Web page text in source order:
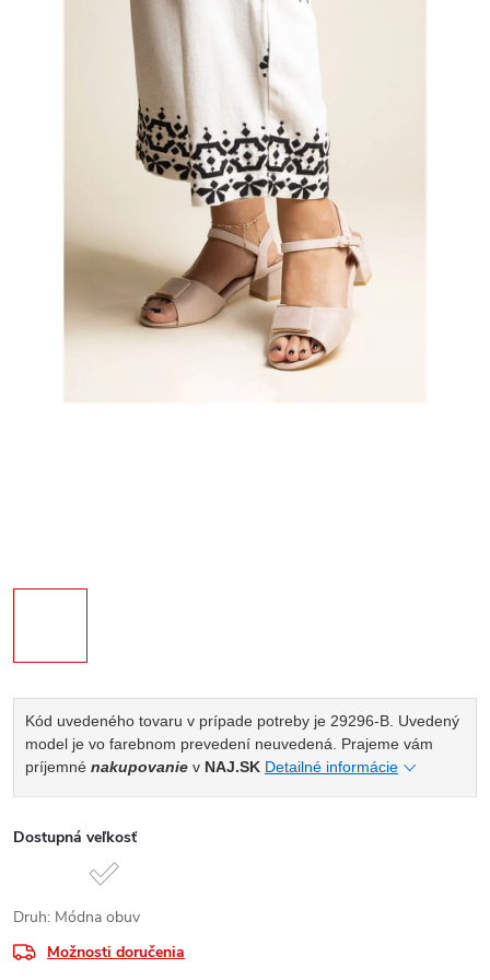
Kód uvedeného tovaru v prípade potreby je 29296-B. Uvedený
model je vo farebnom prevedení neuvedená. Prajeme vám
príjemné nakupovanie v NAJ.SK Detailné informácie
Dostupná veľkosť
Druh: Módna obuv
Možnosti doručenia